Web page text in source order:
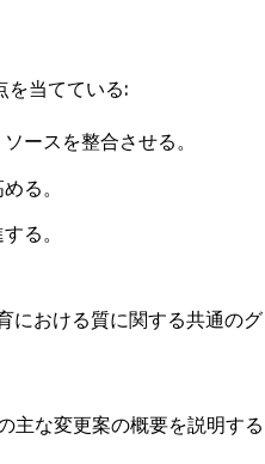
を当てている:
ースを整合させる。
る。
る。
おける質に関する共通の
な変更案の概要を説明す